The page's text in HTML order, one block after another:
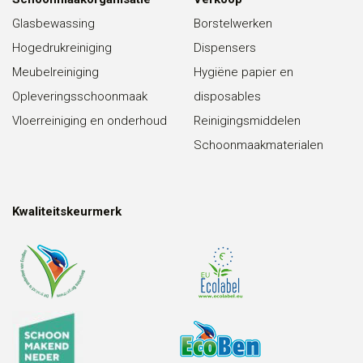
Glasbewassing
Hogedrukreiniging
Meubelreiniging
Opleveringsschoonmaak
Vloerreiniging en onderhoud
Borstelwerken
Dispensers
Hygiëne papier en
disposables
Reinigingsmiddelen
Schoonmaakmaterialen
Kwaliteitskeurmerk